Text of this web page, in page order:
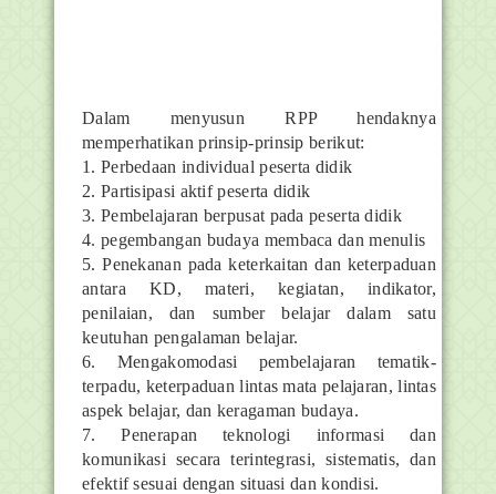
Dalam menyusun RPP hendaknya
memperhatikan prinsip-prinsip berikut:
1. Perbedaan individual peserta didik
2. Partisipasi aktif peserta didik
3. Pembelajaran berpusat pada peserta didik
4. pegembangan budaya membaca dan menulis
5. Penekanan pada keterkaitan dan keterpaduan
antara KD, materi, kegiatan, indikator,
penilaian, dan sumber belajar dalam satu
keutuhan pengalaman belajar.
6. Mengakomodasi pembelajaran tematik-
terpadu, keterpaduan lintas mata pelajaran, lintas
aspek belajar, dan keragaman budaya.
7. Penerapan teknologi informasi dan
komunikasi secara terintegrasi, sistematis, dan
efektif sesuai dengan situasi dan kondisi.